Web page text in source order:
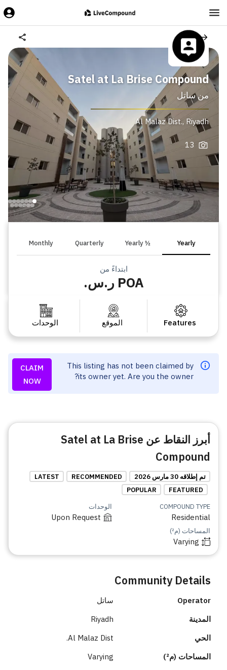
Satel at La Brise Compound
منساتل
Al Malaz Dist., Riyadh
13
Yearly
½ Yearly
Quarterly
Monthly
ابتداءً من
POA ر.س.
Features الموقع الوحدات
This listing has not been claimed by
its owner yet. Are you the owner?
CLAIM
NOW
أبرز النقاط عن Satel at La Brise
Compound
تم إطلاقه 30 مارس 2026 RECOMMENDED
LATEST
FEATURED
POPULAR
COMPOUND TYPE
Residential
الوحدات
Upon Request
المساحات (م²)
Varying
Community Details
Operator
ساتل
المدينة
Riyadh
الحي
Al Malaz Dist.
المساحات (م²)
Varying